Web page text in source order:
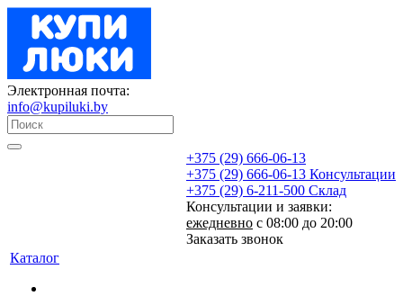
Электронная почта:
info@kupiluki.by
+375 (29) 666-06-13
+375 (29) 666-06-13 Консультации
+375 (29) 6-211-500 Склад
Консультации и заявки:
ежедневно с 08:00 до 20:00
Заказать звонок
Каталог